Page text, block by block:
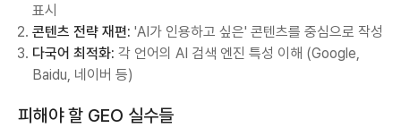
표시
콘텐츠 전략 재편: 'AI가 인용하고 싶은' 콘텐츠를 중심으로 작성
다국어 최적화: 각 언어의 AI 검색 엔진 특성 이해 (Google,
Baidu, 네이버 등)
피해야 할 GEO 실수들